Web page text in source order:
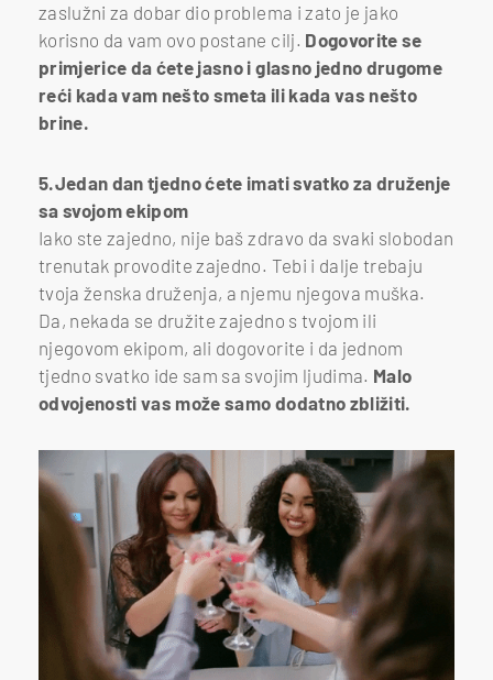
zaslužni za dobar dio problema i zato je jako
korisno da vam ovo postane cilj. Dogovorite se
primjerice da ćete jasno i glasno jedno drugome
reći kada vam nešto smeta ili kada vas nešto
brine.
5.Jedan dan tjedno ćete imati svatko za druženje
sa svojom ekipom
Iako ste zajedno, nije baš zdravo da svaki slobodan
trenutak provodite zajedno. Tebi i dalje trebaju
tvoja ženska druženja, a njemu njegova muška.
Da, nekada se družite zajedno s tvojom ili
njegovom ekipom, ali dogovorite i da jednom
tjedno svatko ide sam sa svojim ljudima. Malo
odvojenosti vas može samo dodatno zbližiti.